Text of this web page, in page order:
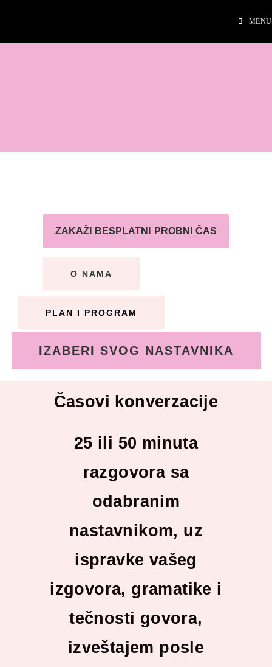
MENU
ZAKAŽI BESPLATNI PROBNI ČAS
O NAMA
PLAN I PROGRAM
IZABERI SVOG NASTAVNIKA
Časovi konverzacije
25 ili 50 minuta
razgovora sa
odabranim
nastavnikom, uz
ispravke vašeg
izgovora, gramatike i
tečnosti govora,
izveštajem posle